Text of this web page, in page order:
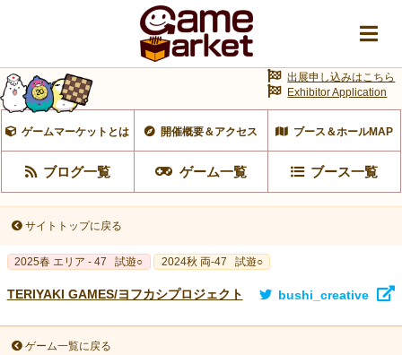
ゲームマーケットとは 開催概要＆アクセス ブース＆ホールMAP
ブログ一覧 ゲーム一覧 ブース一覧
出展申し込みはこちら
Exhibitor Application
サイトトップに戻る
2025春 エリア - 47 試遊○ 2024秋 両-47 試遊○
TERIYAKI GAMES/ヨフカシプロジェクト bushi_creative
ゲーム一覧に戻る